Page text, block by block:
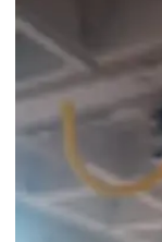
Empresa de pmoc em
Empresa de pmoc sp
Empresa que faz
Empresa que faz pmoc
Empresa de serviço
Empresa de serviço